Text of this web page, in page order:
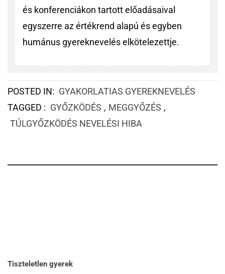
és konferenciákon tartott előadásaival
egyszerre az értékrend alapú és egyben
humánus gyereknevelés elkötelezettje.
POSTED IN: GYAKORLATIAS GYEREKNEVELÉS
TAGGED : GYŐZKÖDÉS , MEGGYŐZÉS ,
TÚLGYŐZKÖDÉS NEVELÉSI HIBA
Tiszteletlen gyerek